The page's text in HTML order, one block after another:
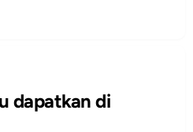
dapatkan di